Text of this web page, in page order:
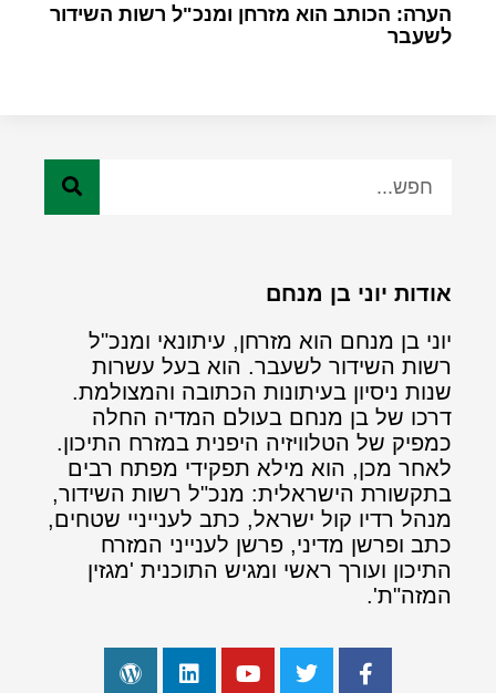
הערה: הכותב הוא מזרחן ומנכ"ל רשות השידור
לשעבר
אודות יוני בן מנחם
יוני בן מנחם הוא מזרחן, עיתונאי ומנכ"ל
רשות השידור לשעבר. הוא בעל עשרות
שנות ניסיון בעיתונות הכתובה והמצולמת.
דרכו של בן מנחם בעולם המדיה החלה
כמפיק של הטלוויזיה היפנית במזרח התיכון.
לאחר מכן, הוא מילא תפקידי מפתח רבים
בתקשורת הישראלית: מנכ"ל רשות השידור,
מנהל רדיו קול ישראל, כתב לענייניי שטחים,
כתב ופרשן מדיני, פרשן לענייני המזרח
התיכון ועורך ראשי ומגיש התוכנית 'מגזין
המזה"ת'.